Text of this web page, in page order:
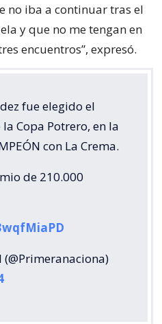
no iba a continuar tras el
y que no me tengan en
encuentros”, expresó.
fue elegido el
la Copa Potrero, en la
con La Crema.
de 210.000